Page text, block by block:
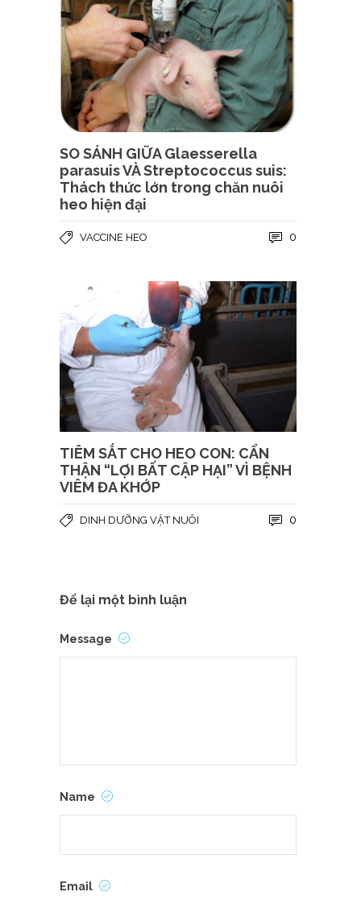
SO SÁNH GIỮA Glaesserella
parasuis VÀ Streptococcus suis:
Thách thức lớn trong chăn nuôi
heo hiện đại
VACCINE HEO 0
TIÊM SẮT CHO HEO CON: CẨN
THẬN “LỢI BẤT CẬP HẠI” VÌ BỆNH
VIÊM ĐA KHỚP
DINH DƯỠNG VẬT NUÔI 0
Để lại một bình luận
Message
Name
Email